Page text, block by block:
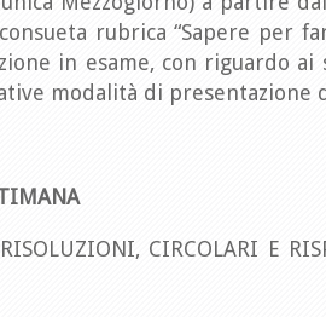
rubrica “Sapere per
in esame, con riguardo ai
modalità di presentazione
CIRCOLARI E